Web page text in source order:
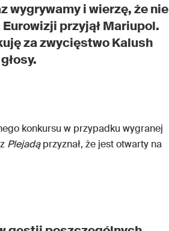
wygrywamy i wierzę, że nie
przyjął Mariupol.
za zwycięstwo Kalush
konkursu w przypadku wygranej
Plejadąprzyznał, że jest otwarty na